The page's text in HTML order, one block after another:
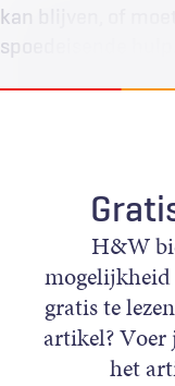
kan blijven, of
spoedeisende hulp.
H&W
gratis te
artikel? Voer
het